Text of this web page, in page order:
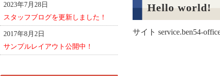
Hello world!
サイト service.ben54-
2023年7月28日
スタッフブログを更新しました！
2017年8月2日
サンプルレイアウト公開中！